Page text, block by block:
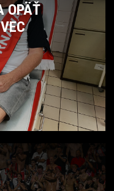
OPÄŤ